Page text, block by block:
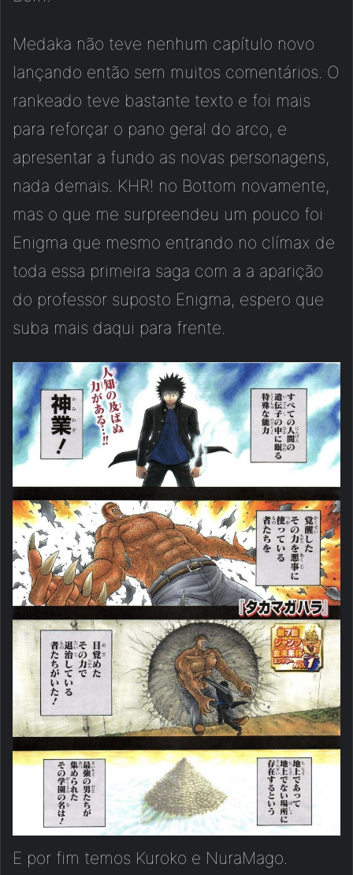
Medaka não teve nenhum capítulo novo
lançando então sem muitos comentários. O
rankeado teve bastante texto e foi mais
para reforçar o pano geral do arco, e
apresentar a fundo as novas personagens,
nada demais. KHR! no Bottom novamente,
mas o que me surpreendeu um pouco foi
Enigma que mesmo entrando no clímax de
toda essa primeira saga com a a aparição
do professor suposto Enigma, espero que
suba mais daqui para frente.
E por fim temos Kuroko e NuraMago.